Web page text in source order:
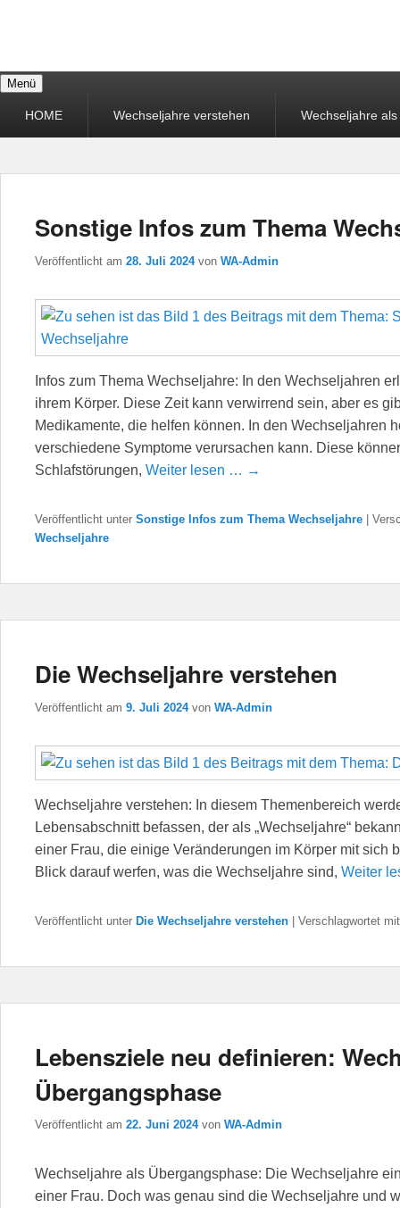
annehmen –
glücklicher leben
Menü
MenüHOME Wechseljahre verstehen Wechseljahre
Sonstige Infos zum Thema
Veröffentlicht am 28. Juli 2024 von WA-Admin
Infos zum Thema Wechseljahre: In den Wechseljahren
ihrem Körper. Diese Zeit kann verwirrend sein, aber es
Medikamente, die helfen können. In den Wechseljahren
verschiedene Symptome verursachen kann. Diese
Schlafstörungen, Weiter lesen … →
Veröffentlicht unter Sonstige Infos zum Thema Wechseljahre
Wechseljahre
Die Wechseljahre verstehen
Veröffentlicht am 9. Juli 2024 von WA-Admin
Wechseljahre verstehen: In diesem Themenbereich
Lebensabschnitt befassen, der als „Wechseljahre“
einer Frau, die einige Veränderungen im Körper mit sich
Blick darauf werfen, was die Wechseljahre sind, Weiter
Veröffentlicht unter Die Wechseljahre verstehen | Verschlagwortet mit
Lebensziele neu definieren:
Übergangsphase
Veröffentlicht am 22. Juni 2024 von WA-Admin
Wechseljahre als Übergangsphase: Die Wechseljahre
einer Frau. Doch was genau sind die Wechseljahre und